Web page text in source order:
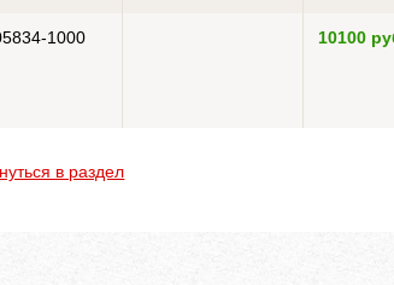
1000 10100
в раздел